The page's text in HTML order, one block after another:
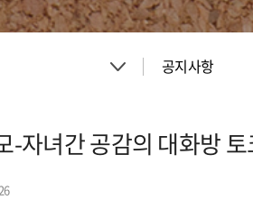
공지사항
-자녀간 공감의 대화방